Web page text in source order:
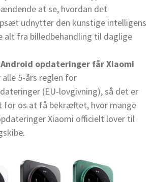
at se, hvordan det
udnytter den kunstige intelligens
alt fra billedbehandling til daglige
opdateringer får Xiaomi
alle 5-års reglen for
(EU-lovgivning), så det er
os at få bekræftet, hvor mange
Xiaomi officielt lover til